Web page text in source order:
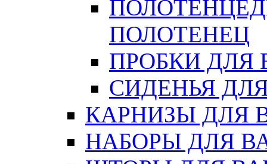
ПОЛОТЕНЕЦ
ПРОБКИ ДЛЯ
СИДЕНЬЯ
КАРНИЗЫ ДЛЯ
НАБОРЫ ДЛЯ